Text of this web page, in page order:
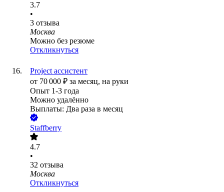
3.7
•
3 отзыва
Москва
Можно без резюме
Откликнуться
Project ассистент
от 70 000 ₽ за месяц, на руки
Опыт 1-3 года
Можно удалённо
Выплаты: Два раза в месяц
Staffberry
4.7
•
32 отзыва
Москва
Откликнуться